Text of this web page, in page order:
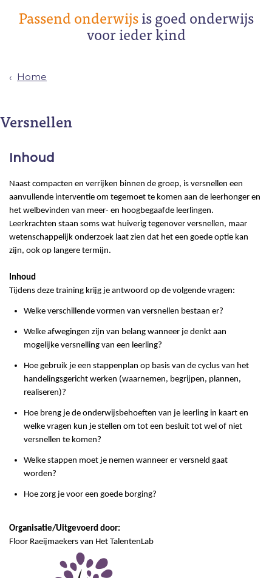
Passend onderwijsis goed onderwijs
voor ieder kind
Home
Versnellen
Inhoud
Naast compacten en verrijken binnen de groep, is versnellen een
aanvullende interventie om tegemoet te komen aan de leerhonger en
het welbevinden van meer- en hoogbegaafde leerlingen.
Leerkrachten staan soms wat huiverig tegenover versnellen, maar
wetenschappelijk onderzoek laat zien dat het een goede optie kan
zijn, ook op langere termijn.
Inhoud
Tijdens deze training krijg je antwoord op de volgende vragen:
Welke verschillende vormen van versnellen bestaan er?
Welke afwegingen zijn van belang wanneer je denkt aan
mogelijke versnelling van een leerling?
Hoe gebruik je een stappenplan op basis van de cyclus van het
handelingsgericht werken (waarnemen, begrijpen, plannen,
realiseren)?
Hoe breng je de onderwijsbehoeften van je leerling in kaart en
welke vragen kun je stellen om tot een besluit tot wel of niet
versnellen te komen?
Welke stappen moet je nemen wanneer er versneld gaat
worden?
Hoe zorg je voor een goede borging?
Organisatie/Uitgevoerd door:
Floor Raeijmaekers van Het TalentenLab